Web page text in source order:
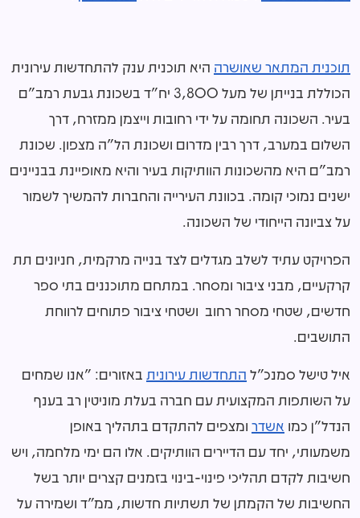
תוכנית המתאר שאושרה היא תוכנית ענק להתחדשות עירונית
הכוללת בנייתן של מעל 3,800 יח"ד בשכונת גבעת רמב"ם
בעיר. השכונה תחומה על ידי רחובות וייצמן ממזרח, דרך
השלום במערב, דרך רבין מדרום ושכונת הל"ה מצפון. שכונת
רמב"ם היא מהשכונות הוותיקות בעיר והיא מאופיינת בבניינים
ישנים נמוכי קומה. בכוונת העירייה והחברות להמשיך לשמור
על צביונה הייחודי של השכונה.
הפרויקט עתיד לשלב מגדלים לצד בנייה מרקמית, חניונים תת
קרקעיים, מבני ציבור ומסחר. במתחם מתוכננים בתי ספר
חדשים, שטחי מסחר רחוב ושטחי ציבור פתוחים לרווחת
התושבים.
איל טישל סמנכ"ל התחדשות עירונית באזורים: "אנו שמחים
על השותפות המקצועית עם חברה בעלת מוניטין רב בענף
הנדל"ן כמו אשדר ומצפים להתקדם בתהליך באופן
משמעותי, יחד עם הדיירים הוותיקים. אלו הם ימי מלחמה, ויש
חשיבות לקדם תהליכי פינוי-בינוי בזמנים קצרים יותר בשל
החשיבות של הקמתן של תשתיות חדשות, ממ"ד ושמירה על